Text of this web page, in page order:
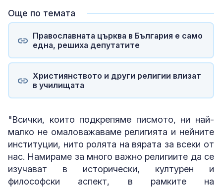
Още по темата
Православната църква в България е само
една, решиха депутатите
Християнството и други религии влизат
в училищата
"Всички, които подкрепяме писмото, ни най-
малко не омаловажаваме религията и нейните
институции, нито ролята на вярата за всеки от
нас. Намираме за много важно религиите да се
изучават в исторически, културен и
философски аспект, в рамките на